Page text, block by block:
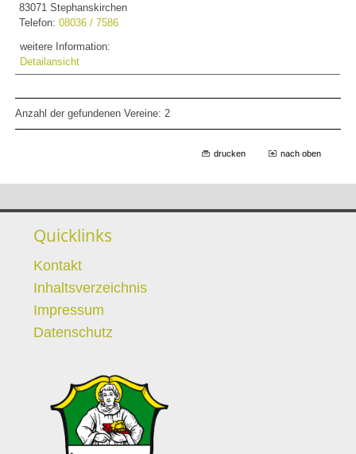
83071 Stephanskirchen
Telefon:08036 / 7586
weitere Information:
Detailansicht
Anzahl der gefundenen Vereine: 2
drucken nach oben
Quicklinks
Kontakt
Inhaltsverzeichnis
Impressum
Datenschutz